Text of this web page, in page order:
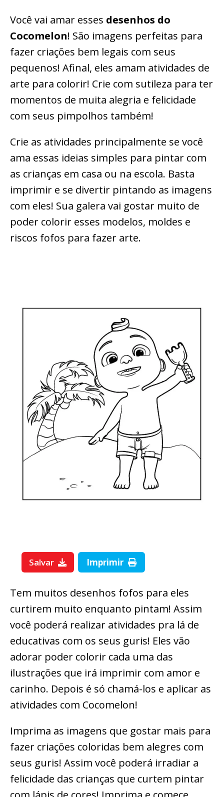
Você vai amar esses desenhos do
Cocomelon! São imagens perfeitas para
fazer criações bem legais com seus
pequenos! Afinal, eles amam atividades de
arte para colorir! Crie com sutileza para ter
momentos de muita alegria e felicidade
com seus pimpolhos também!
Crie as atividades principalmente se você
ama essas ideias simples para pintar com
as crianças em casa ou na escola. Basta
imprimir e se divertir pintando as imagens
com eles! Sua galera vai gostar muito de
poder colorir esses modelos, moldes e
riscos fofos para fazer arte.
Salvar Imprimir
Tem muitos desenhos fofos para eles
curtirem muito enquanto pintam! Assim
você poderá realizar atividades pra lá de
educativas com os seus guris! Eles vão
adorar poder colorir cada uma das
ilustrações que irá imprimir com amor e
carinho. Depois é só chamá-los e aplicar as
atividades com Cocomelon!
Imprima as imagens que gostar mais para
fazer criações coloridas bem alegres com
seus guris! Assim você poderá irradiar a
felicidade das crianças que curtem pintar